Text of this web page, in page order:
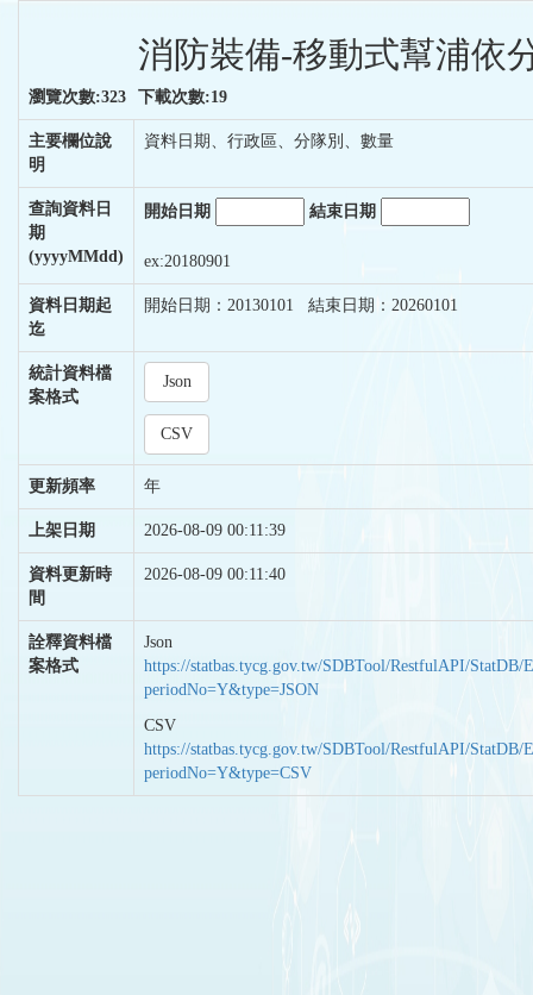
消防裝備-移動式幫浦依
瀏覽次數:323 下載次數:19
主要欄位說
明
資料日期、行政區、分隊別、數量
查詢資料日
期
(yyyyMMdd)
開始日期 結束日期
ex:20180901
資料日期起
迄
開始日期：20130101 結束日期：20260101
統計資料檔
案格式
Json
CSV
更新頻率 年
上架日期 2026-08-09 00:11:39
資料更新時
間
2026-08-09 00:11:40
詮釋資料檔
案格式
Json
https://statbas.tycg.gov.tw/SDBTool/RestfulAPI/StatDB/
periodNo=Y&type=JSON
CSV
https://statbas.tycg.gov.tw/SDBTool/RestfulAPI/StatDB/
periodNo=Y&type=CSV